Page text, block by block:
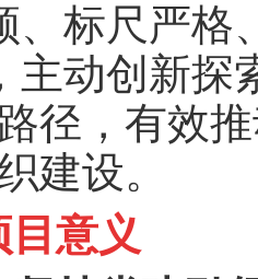
、标尺严格
主动创新探
径，有效
建设。
意义